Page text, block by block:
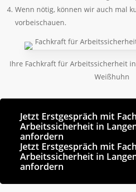
Wenn nötig, können wir auch mal
vorbeischauen.
Ihre Fachkraft für Arbeitssicherheit
Weißhuhn
Jetzt Erstgespräch mit
Arbeitssicherheit in
anfordern
Jetzt Erstgespräch mit
Arbeitssicherheit in
anfordern